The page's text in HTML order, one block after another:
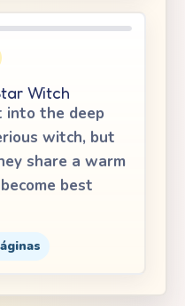
Witch
into the deep
witch, but
share a warm
best